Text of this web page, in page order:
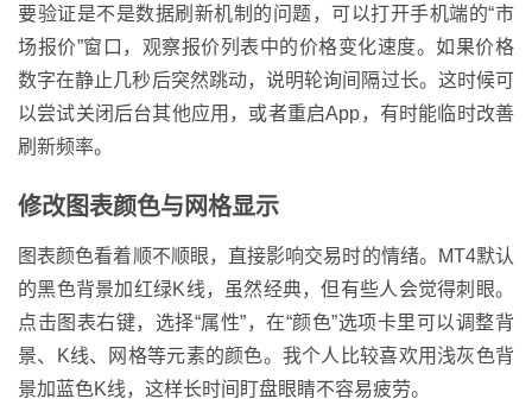
要验证是不是数据刷新机制的问题，可以打开手机端的“市
场报价”窗口，观察报价列表中的价格变化速度。如果价格
数字在静止几秒后突然跳动，说明轮询间隔过长。这时候可
以尝试关闭后台其他应用，或者重启App，有时能临时改善
刷新频率。
修改图表颜色与网格显示
图表颜色看着顺不顺眼，直接影响交易时的情绪。MT4默认
的黑色背景加红绿K线，虽然经典，但有些人会觉得刺眼。
点击图表右键，选择“属性”，在“颜色”选项卡里可以调整背
景、K线、网格等元素的颜色。我个人比较喜欢用浅灰色背
景加蓝色K线，这样长时间盯盘眼睛不容易疲劳。